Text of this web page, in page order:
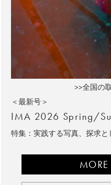
>>全国の
＜最新号＞
IMA 2026 Spring/
特集：実践する写真、探求と